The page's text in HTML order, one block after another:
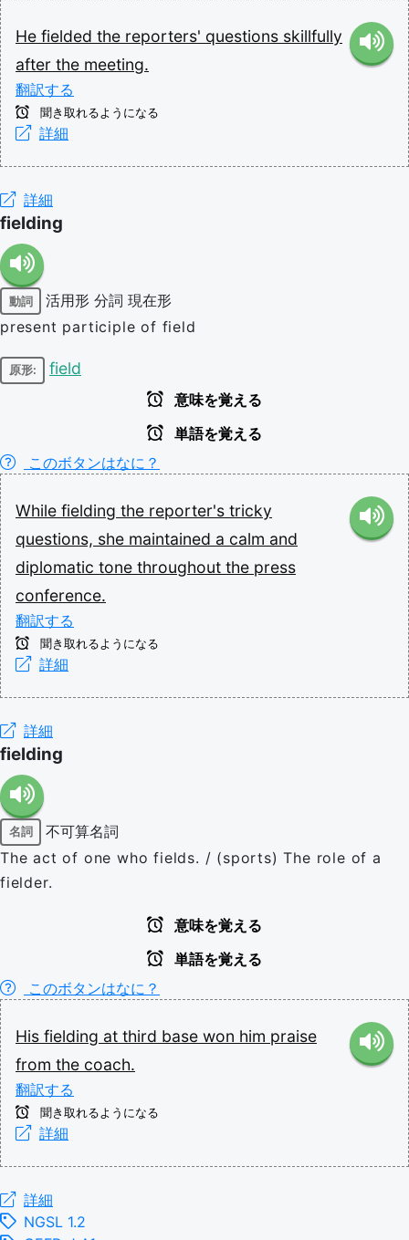
He fielded the reporters' questions skillfully
after the meeting.
翻訳する
聞き取れるようになる
詳細
詳細
fielding
動詞 活用形 分詞 現在形
present participle of field
原形: field
意味を覚える
単語を覚える
このボタンはなに？
While fielding the reporter's tricky
questions, she maintained a calm and
diplomatic tone throughout the press
conference.
翻訳する
聞き取れるようになる
詳細
詳細
fielding
名詞
不可算名詞
The act of one who fields. / (sports) The role of a
fielder.
意味を覚える
単語を覚える
このボタンはなに？
His fielding at third base won him praise
from the coach.
翻訳する
聞き取れるようになる
詳細
詳細
NGSL 1.2